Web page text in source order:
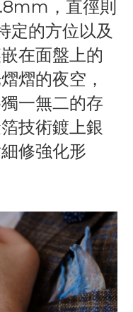
，直徑則
定的方位以及
在面盤上的
熠的夜空，
一無二的存
技術鍍上銀
修強化形